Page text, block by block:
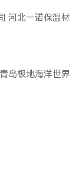
河北一诺保温材
青岛极地海洋世界